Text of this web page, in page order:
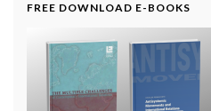
FREE DOWNLOAD E-BOOKS